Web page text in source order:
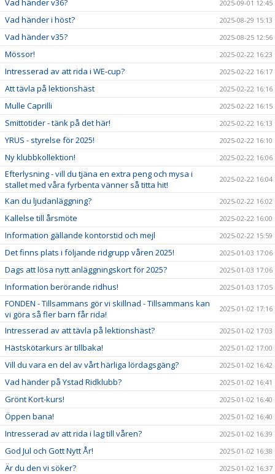
Vad händer v36? 2025-09-01 12:45
Vad händer i höst? 2025-08-29 15:13
Vad händer v35? 2025-08-25 12:56
Mössor! 2025-02-22 16:23
Intresserad av att rida i WE-cup? 2025-02-22 16:17
Att tävla på lektionshäst 2025-02-22 16:16
Mulle Caprilli 2025-02-22 16:15
Smittotider - tänk på det här! 2025-02-22 16:13
YRUS - styrelse för 2025! 2025-02-22 16:10
Ny klubbkollektion! 2025-02-22 16:06
Efterlysning - vill du tjäna en extra peng och mysa i
stallet med våra fyrbenta vänner så titta hit!
2025-02-22 16:04
Kan du ljudanläggning? 2025-02-22 16:02
Kallelse till årsmöte 2025-02-22 16:00
Information gällande kontorstid och mejl 2025-02-22 15:59
Det finns plats i följande ridgrupp våren 2025! 2025-01-03 17:06
Dags att lösa nytt anläggningskort för 2025? 2025-01-03 17:06
Information berörande ridhus! 2025-01-03 17:05
FONDEN - Tillsammans gör vi skillnad - Tillsammans kan
vi göra så fler barn får rida!
2025-01-02 17:16
Intresserad av att tävla på lektionshäst? 2025-01-02 17:03
Hästskötarkurs är tillbaka! 2025-01-02 17:00
Vill du vara en del av vårt härliga lördagsgäng? 2025-01-02 16:42
Vad händer på Ystad Ridklubb? 2025-01-02 16:41
Grönt Kort-kurs! 2025-01-02 16:40
Öppen bana! 2025-01-02 16:40
Intresserad av att rida i lag till våren? 2025-01-02 16:39
God Jul och Gott Nytt År! 2025-01-02 16:38
Är du den vi söker? 2025-01-02 16:37